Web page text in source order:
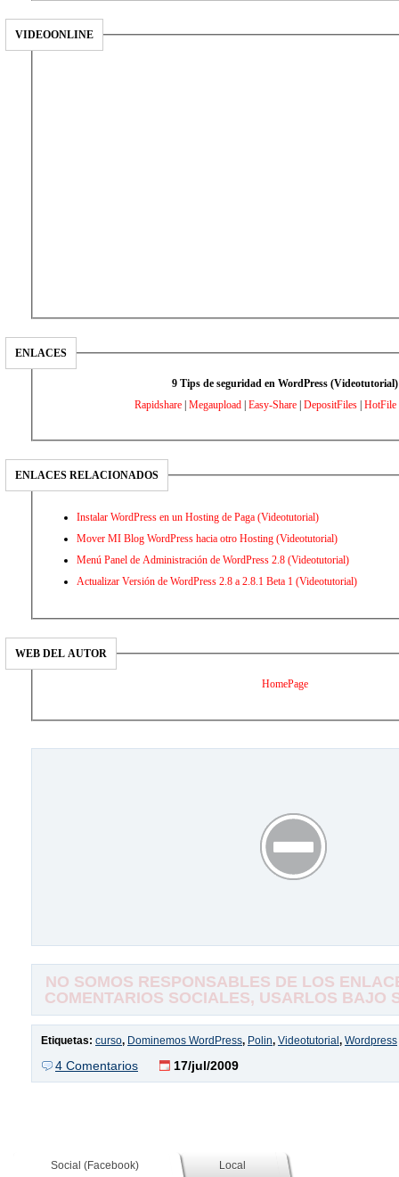
VIDEOONLINE
ENLACES
9 Tips de seguridad en WordPress (Videotutorial)
Rapidshare Megaupload Easy-Share DepositFiles HotFile
ENLACES RELACIONADOS
Instalar WordPress en un Hosting de Paga (Videotutorial)
Mover MI Blog WordPress hacia otro Hosting (Videotutorial)
Menú Panel de Administración de WordPress 2.8 (Videotutorial)
Actualizar Versión de WordPress 2.8 a 2.8.1 Beta 1 (Videotutorial)
WEB DEL AUTOR
HomePage
NO SOMOS RESPONSABLES DE LOS
COMENTARIOS SOCIALES, USARLOS BAJO
Etiquetas: curso, Dominemos WordPress, Polin, Videotutorial, Wordpress
4 Comentarios 17/jul/2009
Social (Facebook) Local